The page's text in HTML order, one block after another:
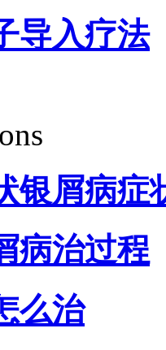
导入疗法
银屑病症
病治过程
么治